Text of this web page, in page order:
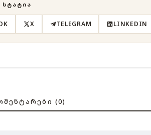
ᲡᲢᲐᲢᲘᲐ
X TELEGRAM LINKEDIN
(0)